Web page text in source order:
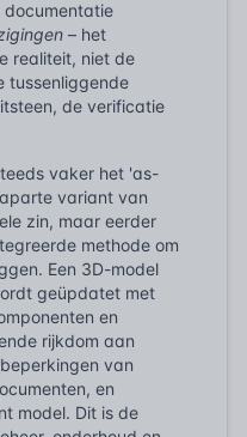
documentatie
– het
realiteit, niet de
tussenliggende
de verificatie
vaker het 'as-
variant van
zin, maar eerder
methode om
Een 3D-model
geüpdatet met
en
rijkdom aan
van
en
model. Dit is de